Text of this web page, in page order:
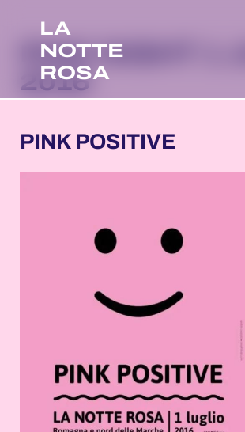
LA
NOTTE
ROSA
PINK NIGHT 1
2016
PINK POSITIVE